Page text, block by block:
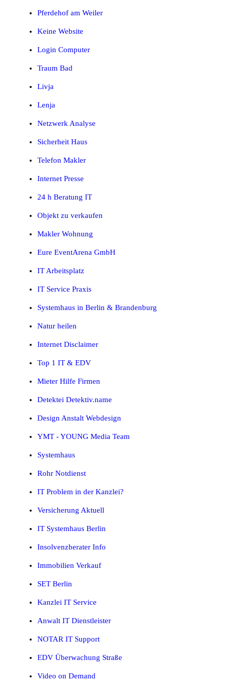
Pferdehof am Weiler
Keine Website
Login Computer
Traum Bad
Livja
Lenja
Netzwerk Analyse
Sicherheit Haus
Telefon Makler
Internet Presse
24 h Beratung IT
Objekt zu verkaufen
Makler Wohnung
Eure EventArena GmbH
IT Arbeitsplatz
IT Service Praxis
Systemhaus in Berlin & Brandenburg
Natur heilen
Internet Disclaimer
Top 1 IT & EDV
Mieter Hilfe Firmen
Detektei Detektiv.name
Design Anstalt Webdesign
YMT - YOUNG Media Team
Systemhaus
Rohr Notdienst
IT Problem in der Kanzlei?
Versicherung Aktuell
IT Systemhaus Berlin
Insolvenzberater Info
Immobilien Verkauf
SET Berlin
Kanzlei IT Service
Anwalt IT Dienstleister
NOTAR IT Support
EDV Überwachung Straße
Video on Demand